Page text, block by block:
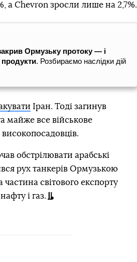
а Chevron зросли лише на 2,7%.
Ормузьку протоку — і
продукти. Розбираємо наслідки дій
Іран. Тоді загинув
майже все військове
обстрілювати арабські
рух танкерів Ормузькою
світового експорту
і газ.